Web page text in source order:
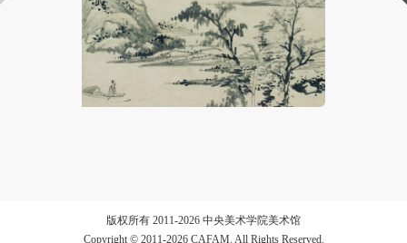
版权所有 2011-2026 中央美术学院美术馆
Copyright © 2011-2026 CAFAM. All Rights Reserved.